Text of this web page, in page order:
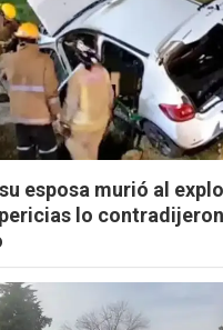
esposa murió al
lo